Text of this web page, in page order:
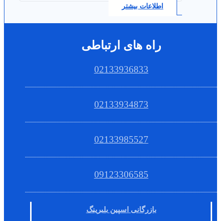
اطلاعات بیشتر
راه های ارتباطی
02133936833
02133934873
02133985527
09123306585
بازرگانی اسپین بلبرینگ